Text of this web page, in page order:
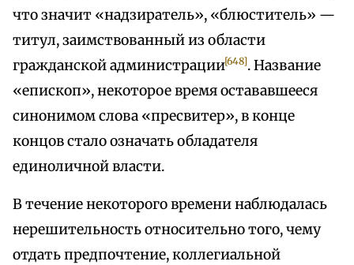
что значит «надзиратель», «блюститель» —
титул, заимствованный из области
гражданской администрации[648]. Название
«епископ», некоторое время остававшееся
синонимом слова «пресвитер», в конце
концов стало означать обладателя
единоличной власти.
В течение некоторого времени наблюдалась
нерешительность относительно того, чему
отдать предпочтение, коллегиальной